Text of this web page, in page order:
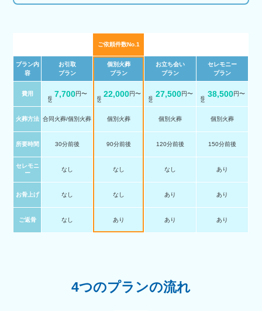
ご依頼件数No.1
プラン内
容
お引取
プラン
個別火葬
プラン
お立ち会い
プラン
セレモニー
プラン
費用 7,700円〜 22,000円〜 27,500円〜 38,500円〜
火葬方法 合同火葬/個別火葬 個別火葬 個別火葬 個別火葬
所要時間 30分前後 90分前後 120分前後 150分前後
セレモニ
ー
なし なし なし あり
お骨上げ なし なし あり あり
ご返骨 なし あり あり あり
4つのプランの流れ